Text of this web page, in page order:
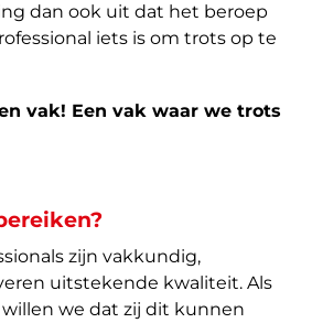
dan ook uit dat het beroep
iets is om trots op te
vak! Een vak waar we trots
zijn vakkundig,
uitstekende kwaliteit. Als
we dat zij dit kunnen